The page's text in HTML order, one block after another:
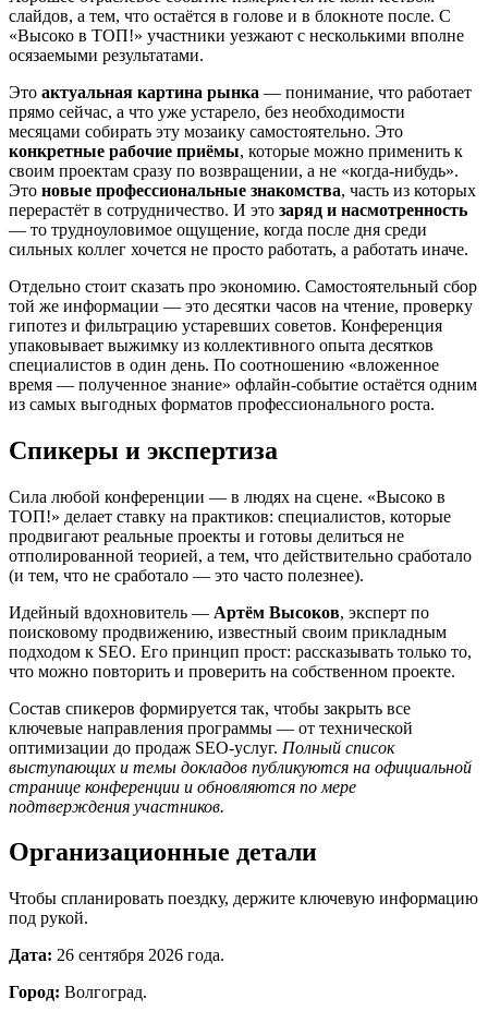
слайдов, а тем, что остаётся в голове и в блокноте после. С
«Высоко в ТОП!» участники уезжают с несколькими вполне
осязаемыми результатами.
Это актуальная картина рынка — понимание, что работает
прямо сейчас, а что уже устарело, без необходимости
месяцами собирать эту мозаику самостоятельно. Это
конкретные рабочие приёмы, которые можно применить к
своим проектам сразу по возвращении, а не «когда-нибудь».
Это новые профессиональные знакомства, часть из которых
перерастёт в сотрудничество. И это заряд и насмотренность
— то трудноуловимое ощущение, когда после дня среди
сильных коллег хочется не просто работать, а работать иначе.
Отдельно стоит сказать про экономию. Самостоятельный сбор
той же информации — это десятки часов на чтение, проверку
гипотез и фильтрацию устаревших советов. Конференция
упаковывает выжимку из коллективного опыта десятков
специалистов в один день. По соотношению «вложенное
время — полученное знание» офлайн-событие остаётся одним
из самых выгодных форматов профессионального роста.
Спикеры и экспертиза
Сила любой конференции — в людях на сцене. «Высоко в
ТОП!» делает ставку на практиков: специалистов, которые
продвигают реальные проекты и готовы делиться не
отполированной теорией, а тем, что действительно сработало
(и тем, что не сработало — это часто полезнее).
Идейный вдохновитель — Артём Высоков, эксперт по
поисковому продвижению, известный своим прикладным
подходом к SEO. Его принцип прост: рассказывать только то,
что можно повторить и проверить на собственном проекте.
Состав спикеров формируется так, чтобы закрыть все
ключевые направления программы — от технической
оптимизации до продаж SEO-услуг. Полный список
выступающих и темы докладов публикуются на официальной
странице конференции и обновляются по мере
подтверждения участников.
Организационные детали
Чтобы спланировать поездку, держите ключевую информацию
под рукой.
Дата: 26 сентября 2026 года.
Город: Волгоград.